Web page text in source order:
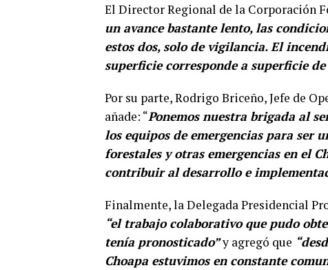
El Director Regional de la Corporación
un avance bastante lento, las
estos dos, solo de vigilancia. El
superficie corresponde a superficie
Por su parte, Rodrigo Briceño, Jefe de
añade: “Ponemos nuestra brigada al
los equipos de emergencias para ser
forestales y otras emergencias en el
contribuir al desarrollo e
Finalmente, la Delegada Presidencial
“el trabajo colaborativo que pudo
tenía pronosticado”y agregó que
Choapa estuvimos en constante